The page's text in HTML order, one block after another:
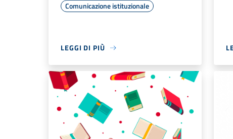
Comunicazione istituzionale
LEGGI DI PIÙ